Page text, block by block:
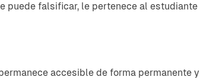
puede falsificar, le pertenece al
accesible de forma permanente